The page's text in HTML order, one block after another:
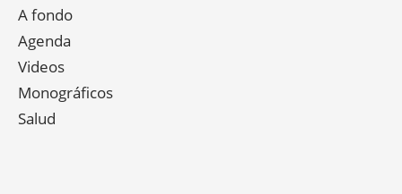
A fondo
Agenda
Videos
Monográficos
Salud